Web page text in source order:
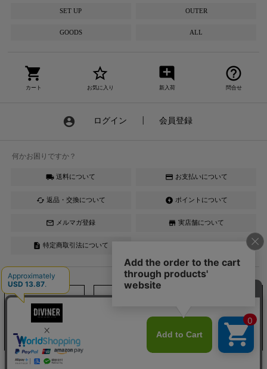
SET UP OUTER
GOODS ALL
shopping_cart
カート
star_border
お気に入り
add_comment
新入荷
help_outline
問合せ
account_circle ログイン 会員登録
何かお困りですか？
local_shipping 送料について credit_card お支払いについて
cached 返品・交換について offline_bolt ポイントについて
mail_outline メルマガ登録 store 実店舗について
description 特定商取引法について
Instagram YouTube